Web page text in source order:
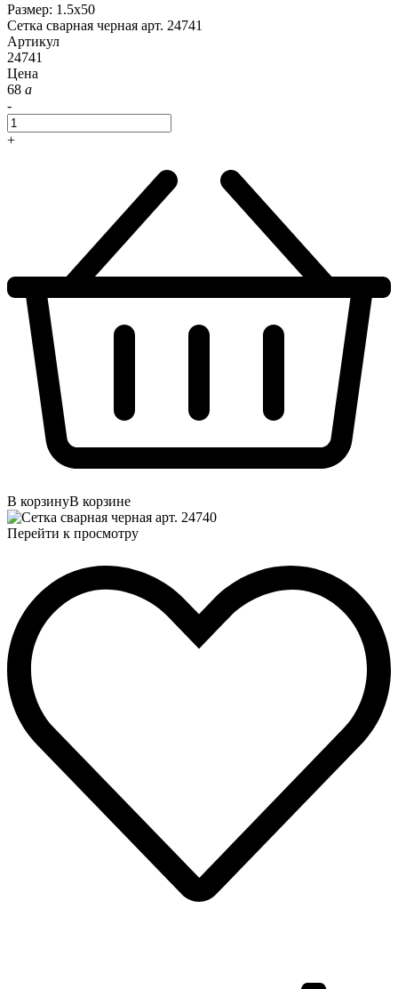
Размер: 1.5x50
Сетка сварная черная арт. 24741
Артикул
24741
Цена
68 a
-
+
В корзинуВ корзине
Перейти к просмотру